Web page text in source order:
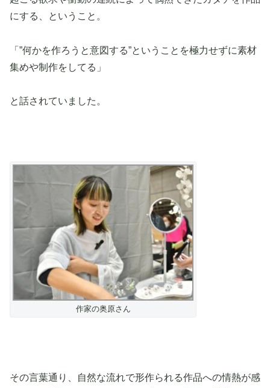
にする、ということ。
「”何かを作ろうと意図する”ということを極力せずに素材
集めや制作をしてる」
と話されていました。
作家の奥原さん
その言葉通り、自然な流れで形作られる作品への情熱が感